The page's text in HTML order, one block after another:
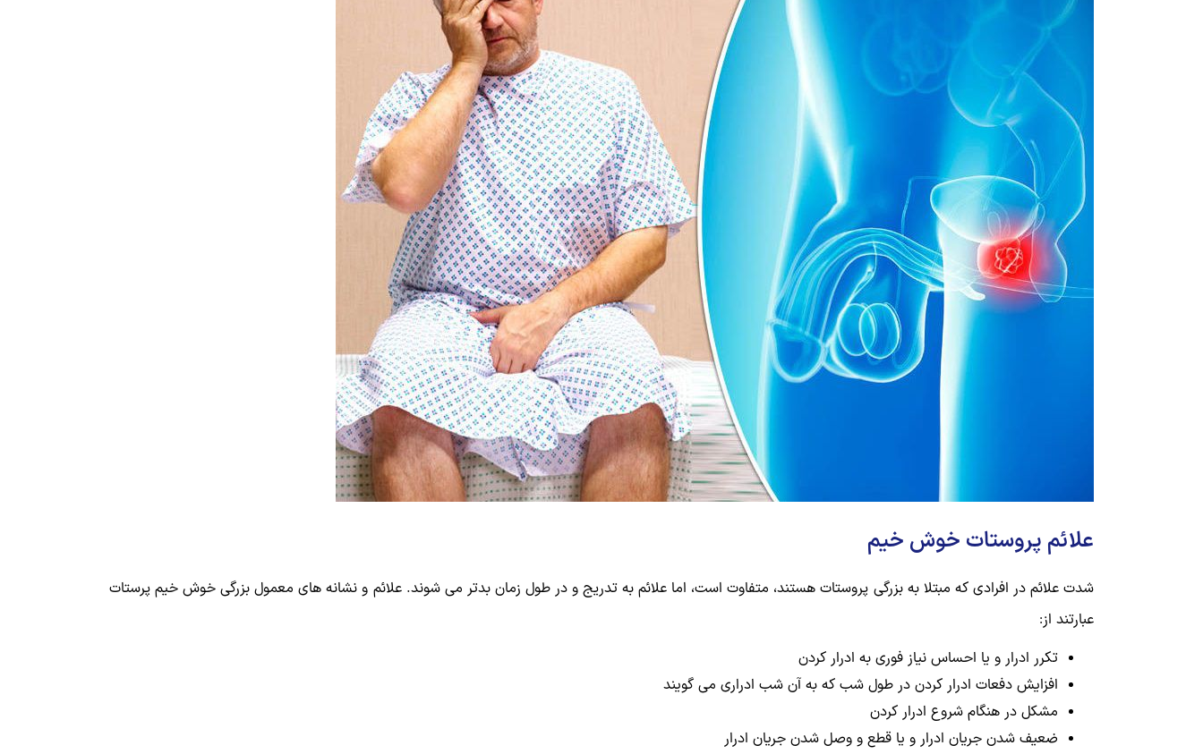
علائم پروستات خوش خیم
شدت علائم در افرادی که مبتلا به بزرگی پروستات هستند، متفاوت است، اما علائم به تدریج و در طول زمان بدتر می شوند. علائم و نشانه های معمول بزرگی خوش خیم پرستات
عبارتند از:
تکرر ادرار و یا احساس نیاز فوری به ادرار کردن
افزایش دفعات ادرار کردن در طول شب که به آن شب ادراری می گویند
مشکل در هنگام شروع ادرار کردن
ضعیف شدن جریان ادرار و یا قطع و وصل شدن جریان ادرار